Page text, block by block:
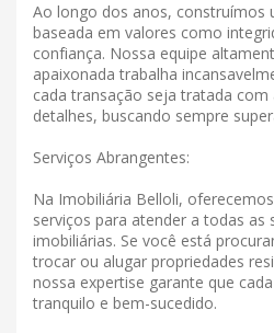
Ao longo dos anos, construímos
baseada em valores como
confiança. Nossa equipe
apaixonada trabalha
cada transação seja tratada
detalhes, buscando sempre
Serviços Abrangentes:
Na Imobiliária Belloli,
serviços para atender a todas as
imobiliárias. Se você está
trocar ou alugar propriedades
nossa expertise garante que
tranquilo e bem-sucedido.